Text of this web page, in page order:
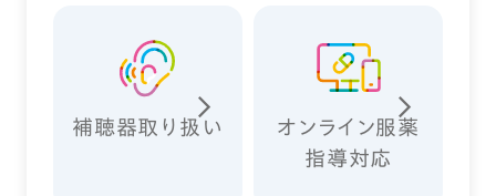
補聴器取り扱い
オンライン服薬
指導対応